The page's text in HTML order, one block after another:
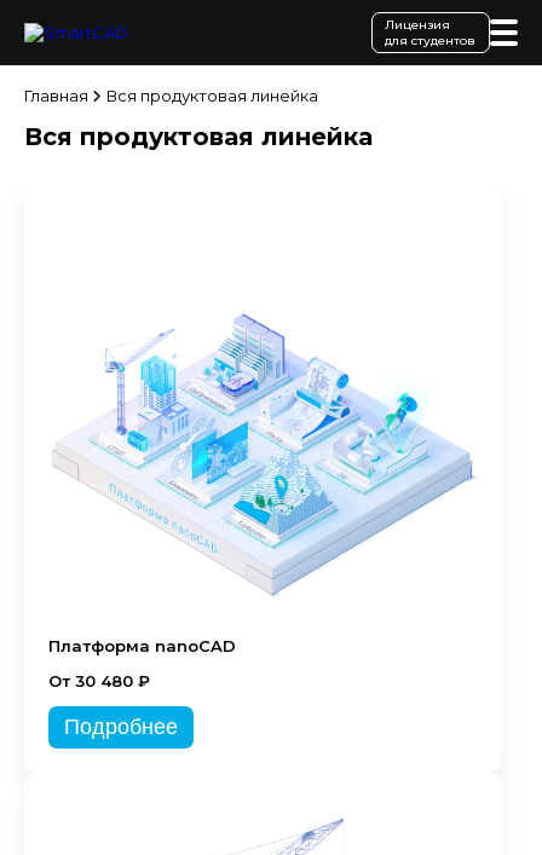
Лицензия
для студентов
Главная Вся продуктовая линейка
Вся продуктовая линейка
Платформа nanoCAD
От 30 480 ₽
Подробнее